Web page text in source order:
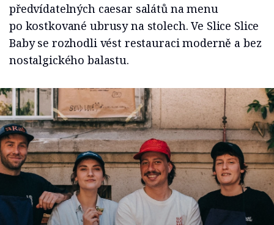
předvídatelných caesar salátů na menu
po kostkované ubrusy na stolech. Ve Slice Slice
Baby se rozhodli vést restauraci moderně a bez
nostalgického balastu.